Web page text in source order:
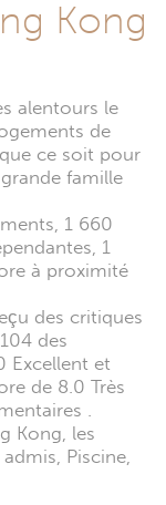
Kong
alentours le
de
ce soit pour
famille
1 660
1
à proximité
des critiques
des
Excellent et
de 8.0 Très
.
Kong, les
Piscine,